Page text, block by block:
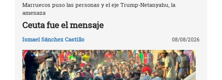
Marruecos puso las personas y el eje Trump-Netanyahu, la
amenaza
Ceuta fue el mensaje
Ismael Sánchez Castillo 08/08/2026